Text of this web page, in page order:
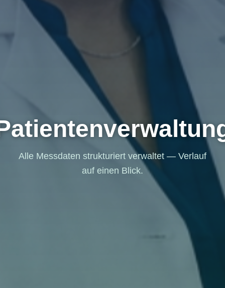
Alle Messdaten strukturiert verwaltet — Verlauf
auf einen Blick.